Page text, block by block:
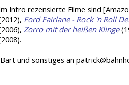
Intro rezensierte Filme sind
Ford Fairlane - Rock 'n Roll
Zorro mit der heißen Klinge
und sonstiges an